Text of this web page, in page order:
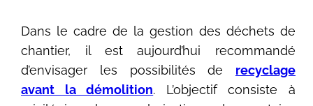
Dans le cadre de la gestion des déchets de
chantier, il est aujourd’hui recommandé
d’envisager les possibilités de recyclage
avant la démolition. L’objectif consiste à